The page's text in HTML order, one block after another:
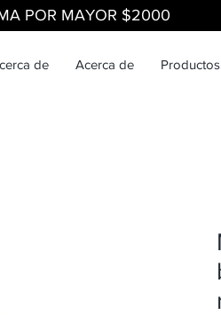
POR MAYOR $2000
de Acerca de Productos